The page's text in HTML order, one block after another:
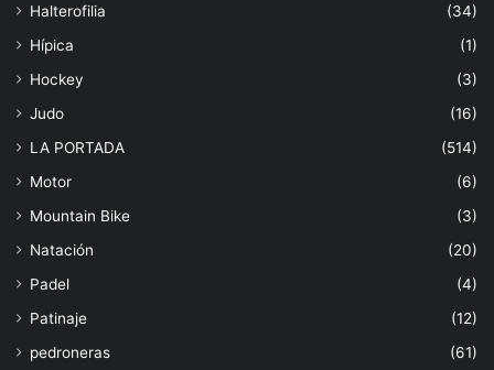
Halterofilia
(34)
Hípica
(1)
Hockey
(3)
Judo
(16)
LA PORTADA
(514)
Motor
(6)
Mountain Bike
(3)
Natación
(20)
Padel
(4)
Patinaje
(12)
pedroneras
(61)